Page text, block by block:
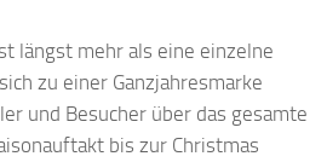
längst mehr als eine einzelne
zu einer Ganzjahresmarke
und Besucher über das gesamte
bis zur Christmas